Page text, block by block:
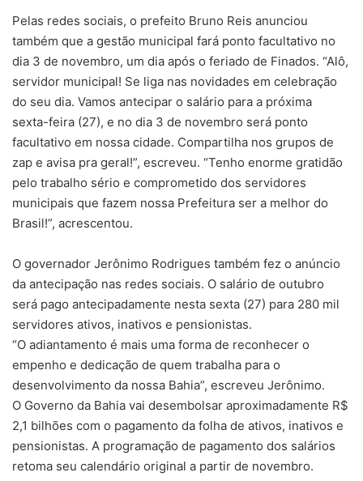
Pelas redes sociais, o prefeito Bruno Reis anunciou
também que a gestão municipal fará ponto facultativo no
dia 3 de novembro, um dia após o feriado de Finados. “Alô,
servidor municipal! Se liga nas novidades em celebração
do seu dia. Vamos antecipar o salário para a próxima
sexta-feira (27), e no dia 3 de novembro será ponto
facultativo em nossa cidade. Compartilha nos grupos de
zap e avisa pra geral!”, escreveu. “Tenho enorme gratidão
pelo trabalho sério e comprometido dos servidores
municipais que fazem nossa Prefeitura ser a melhor do
Brasil!”, acrescentou.
O governador Jerônimo Rodrigues também fez o anúncio
da antecipação nas redes sociais. O salário de outubro
será pago antecipadamente nesta sexta (27) para 280 mil
servidores ativos, inativos e pensionistas.
“O adiantamento é mais uma forma de reconhecer o
empenho e dedicação de quem trabalha para o
desenvolvimento da nossa Bahia”, escreveu Jerônimo.
O Governo da Bahia vai desembolsar aproximadamente R$
2,1 bilhões com o pagamento da folha de ativos, inativos e
pensionistas. A programação de pagamento dos salários
retoma seu calendário original a partir de novembro.